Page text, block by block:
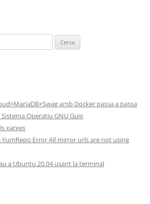
amb Docker passa a passa
Operatiu GNU Guix
xarxes
YumRepo Error All mirror urls are not using
a Ubuntu 20.04 usant la terminal